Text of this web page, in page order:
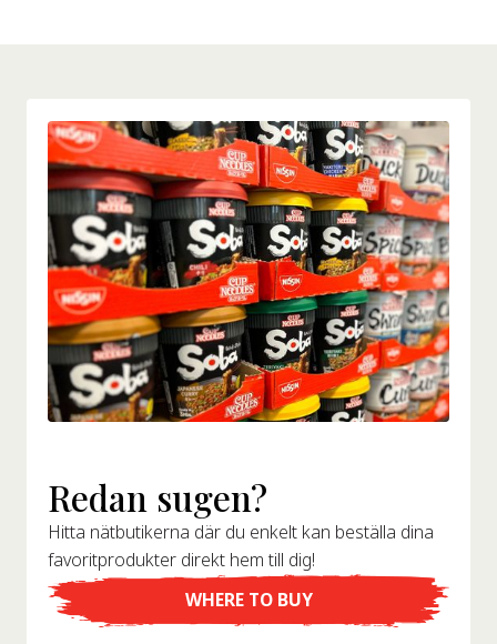
Redan sugen?
Hitta nätbutikerna där du enkelt kan beställa dina
favoritprodukter direkt hem till dig!
WHERE TO BUY